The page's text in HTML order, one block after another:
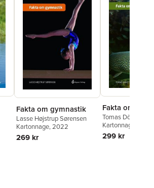
Fakta om gymnastik
Lasse Højstrup Sørensen
Kartonnage, 2022
269 kr
Fakta om
Tomas Dömstedt
Kartonnage
299 kr